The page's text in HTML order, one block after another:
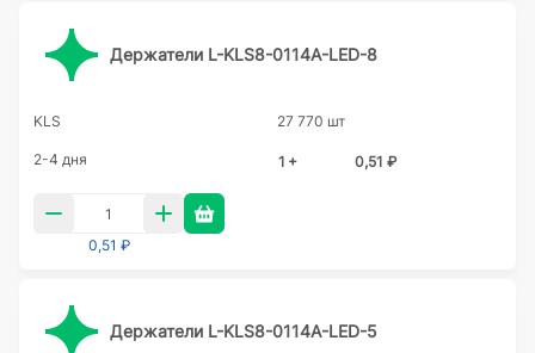
Держатели L-KLS8-0114A-LED-8
KLS 27 770 шт
2-4 дня 1 + 0,51 ₽
0,51 ₽
Держатели L-KLS8-0114A-LED-5